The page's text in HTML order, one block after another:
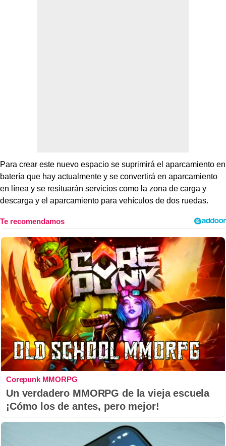
Para crear este nuevo espacio se suprimirá el aparcamiento en
batería que hay actualmente y se convertirá en aparcamiento
en línea y se resituarán servicios como la zona de carga y
descarga y el aparcamiento para vehículos de dos ruedas.
Corepunk MMORPG
Un verdadero MMORPG de la vieja escuela
¡Cómo los de antes, pero mejor!